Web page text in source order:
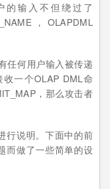
的输入不但绕过了
，OLAPDML
任何用户输入被传递
一个OLAP DML命
，那么攻击者
行说明。下面中的前
而做了一些简单的设